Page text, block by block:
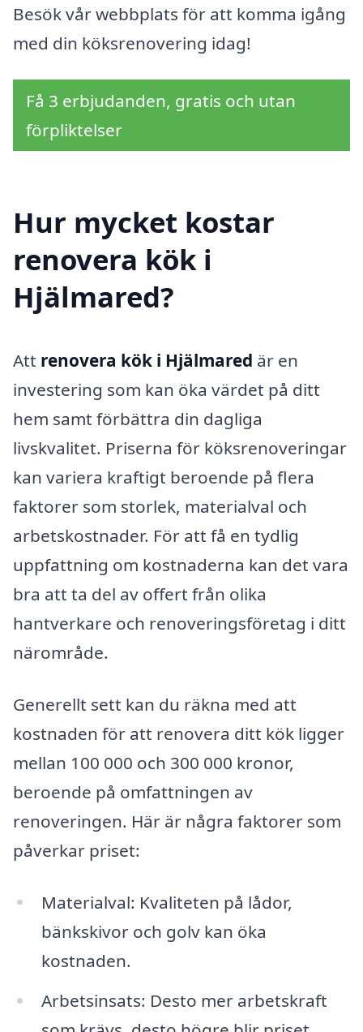
Besök vår webbplats för att komma igång
med din köksrenovering idag!
Få 3 erbjudanden, gratis och utan
förpliktelser
Hur mycket kostar
renovera kök i
Hjälmared?
Att renovera kök i Hjälmared är en
investering som kan öka värdet på ditt
hem samt förbättra din dagliga
livskvalitet. Priserna för köksrenoveringar
kan variera kraftigt beroende på flera
faktorer som storlek, materialval och
arbetskostnader. För att få en tydlig
uppfattning om kostnaderna kan det vara
bra att ta del av offert från olika
hantverkare och renoveringsföretag i ditt
närområde.
Generellt sett kan du räkna med att
kostnaden för att renovera ditt kök ligger
mellan 100 000 och 300 000 kronor,
beroende på omfattningen av
renoveringen. Här är några faktorer som
påverkar priset:
Materialval: Kvaliteten på lådor,
bänkskivor och golv kan öka
kostnaden.
Arbetsinsats: Desto mer arbetskraft